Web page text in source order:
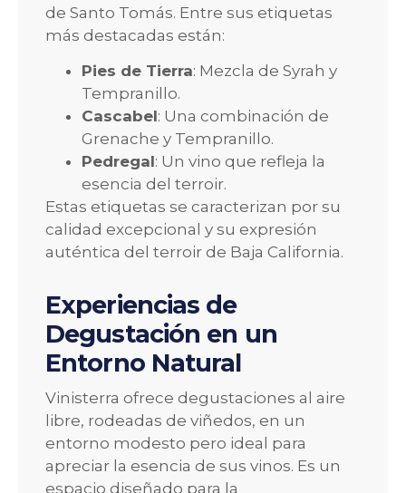
de Santo Tomás. Entre sus etiquetas
más destacadas están:
Pies de Tierra: Mezcla de Syrah y
Tempranillo.
Cascabel: Una combinación de
Grenache y Tempranillo.
Pedregal: Un vino que refleja la
esencia del terroir.
Estas etiquetas se caracterizan por su
calidad excepcional y su expresión
auténtica del terroir de Baja California.
Experiencias de
Degustación en un
Entorno Natural
Vinisterra ofrece degustaciones al aire
libre, rodeadas de viñedos, en un
entorno modesto pero ideal para
apreciar la esencia de sus vinos. Es un
espacio diseñado para la